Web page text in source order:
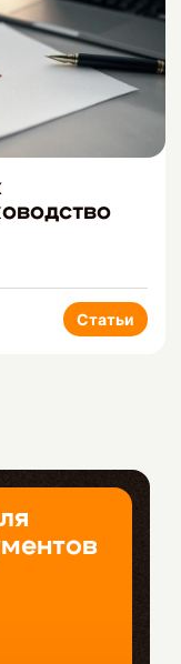
Статьи